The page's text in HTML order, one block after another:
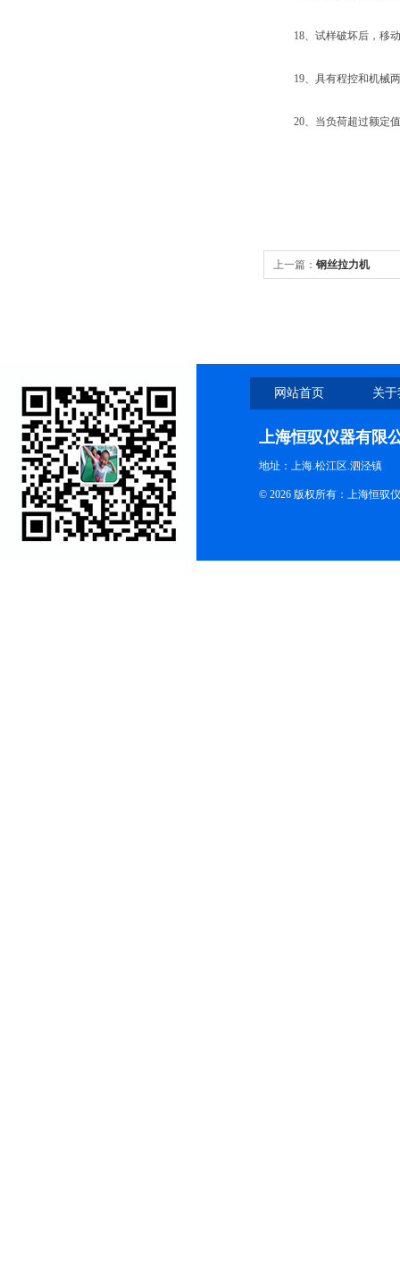
18、试样破坏后，移动
19、具有程控和机械两
20、当负荷超过额定值
上一篇： 钢丝拉力机
网站首页 关
上海恒驭仪器有限
地址：上海.松江区.泗泾镇
© 2026 版权所有：上海恒驭